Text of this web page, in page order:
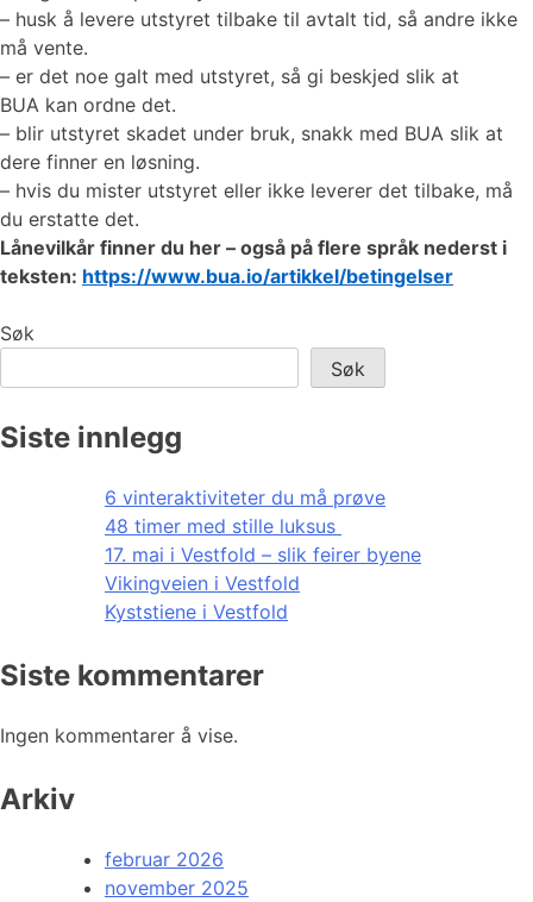
– husk å levere utstyret tilbake til avtalt tid, så andre ikke
må vente.
– er det noe galt med utstyret, så gi beskjed slik at
BUA kan ordne det.
– blir utstyret skadet under bruk, snakk med BUA slik at
dere finner en løsning.
– hvis du mister utstyret eller ikke leverer det tilbake, må
du erstatte det.
Lånevilkår finner du her – også på flere språk nederst i
teksten: https://www.bua.io/artikkel/betingelser
Søk
Søk
Siste innlegg
6 vinteraktiviteter du må prøve
48 timer med stille luksus
17. mai i Vestfold – slik feirer byene
Vikingveien i Vestfold
Kyststiene i Vestfold
Siste kommentarer
Ingen kommentarer å vise.
Arkiv
februar 2026
november 2025